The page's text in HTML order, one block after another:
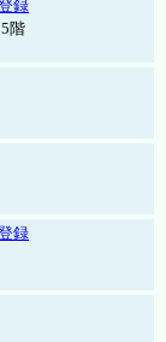
録
階
録